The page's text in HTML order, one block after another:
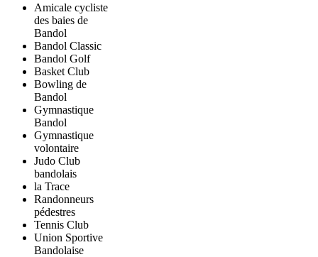
Amicale cycliste
des baies de
Bandol
Bandol Classic
Bandol Golf
Basket Club
Bowling de
Bandol
Gymnastique
Bandol
Gymnastique
volontaire
Judo Club
bandolais
la Trace
Randonneurs
pédestres
Tennis Club
Union Sportive
Bandolaise